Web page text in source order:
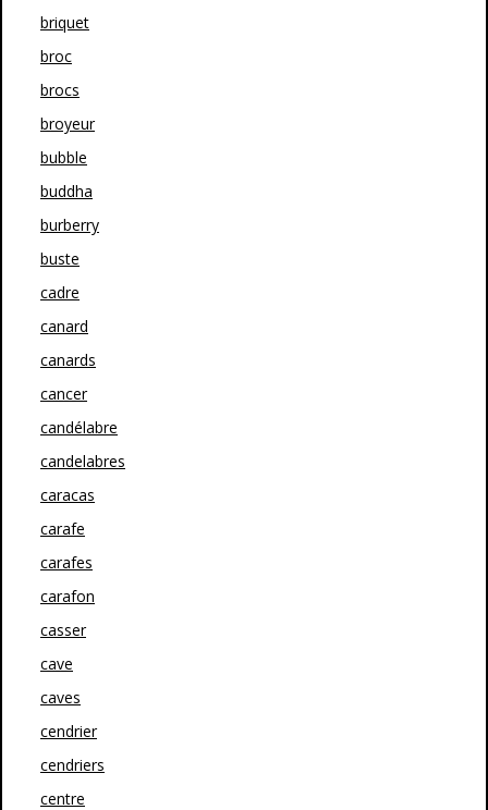
briquet
broc
brocs
broyeur
bubble
buddha
burberry
buste
cadre
canard
canards
cancer
candélabre
candelabres
caracas
carafe
carafes
carafon
casser
cave
caves
cendrier
cendriers
centre